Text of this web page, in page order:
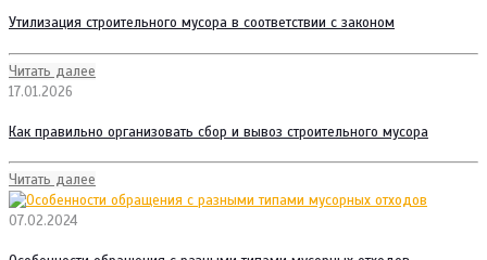
Утилизация строительного мусора в соответствии с законом
Читать далее
17.01.2026
Как правильно организовать сбор и вывоз строительного мусора
Читать далее
07.02.2024